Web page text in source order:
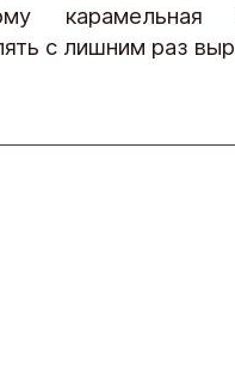
карамельная
с лишним раз